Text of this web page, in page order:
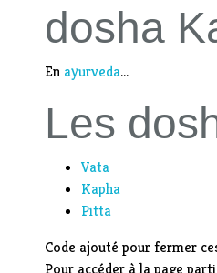
dosha
En ayurveda...
Les
Vata
Kapha
Pitta
Code ajouté pour fermer
Pour accéder à la page